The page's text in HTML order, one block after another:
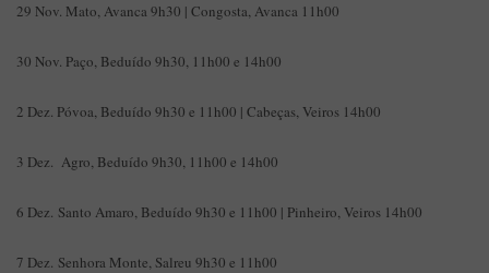
29 Nov. Mato, Avanca 9h30 | Congosta, Avanca 11h00
30 Nov. Paço, Beduído 9h30, 11h00 e 14h00
2 Dez. Póvoa, Beduído 9h30 e 11h00 | Cabeças, Veiros 14h00
3 Dez. Agro, Beduído 9h30, 11h00 e 14h00
6 Dez. Santo Amaro, Beduído 9h30 e 11h00 | Pinheiro, Veiros 14h00
7 Dez. Senhora Monte, Salreu 9h30 e 11h00